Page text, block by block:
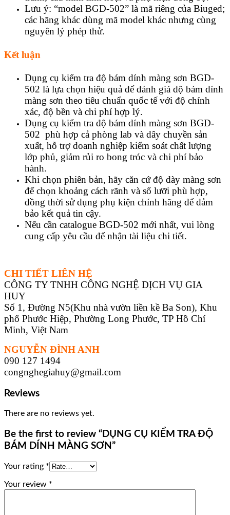
Lưu ý: “model BGD-502” là mã riêng của Biuged;
các hãng khác dùng mã model khác nhưng cùng
nguyên lý phép thử.
Kết luận
Dụng cụ kiểm tra độ bám dính màng sơn BGD-
502 là lựa chọn hiệu quả để đánh giá độ bám dính
màng sơn theo tiêu chuẩn quốc tế với độ chính
xác, độ bền và chi phí hợp lý.
Dụng cụ kiểm tra độ bám dính màng sơn BGD-
502 phù hợp cả phòng lab và dây chuyền sản
xuất, hỗ trợ doanh nghiệp kiểm soát chất lượng
lớp phủ, giảm rủi ro bong tróc và chi phí bảo
hành.
Khi chọn phiên bản, hãy căn cứ độ dày màng sơn
để chọn khoảng cách rãnh và số lưỡi phù hợp,
đồng thời sử dụng phụ kiện chính hãng để đảm
bảo kết quả tin cậy.
Nếu cần catalogue BGD-502 mới nhất, vui lòng
cung cấp yêu cầu để nhận tài liệu chi tiết.
CHI TIẾT LIÊN HỆ
CÔNG TY TNHH CÔNG NGHỆ DỊCH VỤ GIA
HUY
Số 1, Đường N5(Khu nhà vườn liền kề Ba Son), Khu
phố Phước Hiệp, Phường Long Phước, TP Hồ Chí
Minh, Việt Nam
NGUYỄN ĐÌNH ANH
090 127 1494
congnghegiahuy@gmail.com
Reviews
There are no reviews yet.
Be the first to review “DỤNG CỤ KIỂM TRA ĐỘ
BÁM DÍNH MÀNG SƠN”
Your rating *
Your review *